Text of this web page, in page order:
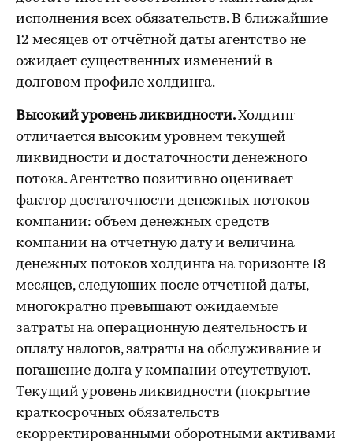
исполнения всех обязательств. В ближайшие
12 месяцев от отчётной даты агентство не
ожидает существенных изменений в
долговом профиле холдинга.
Высокий уровень ликвидности.Холдинг
отличается высоким уровнем текущей
ликвидности и достаточности денежного
потока. Агентство позитивно оценивает
фактор достаточности денежных потоков
компании: объем денежных средств
компании на отчетную дату и величина
денежных потоков холдинга на горизонте 18
месяцев, следующих после отчетной даты,
многократно превышают ожидаемые
затраты на операционную деятельность и
оплату налогов, затраты на обслуживание и
погашение долга у компании отсутствуют.
Текущий уровень ликвидности (покрытие
краткосрочных обязательств
скорректированными оборотными активами